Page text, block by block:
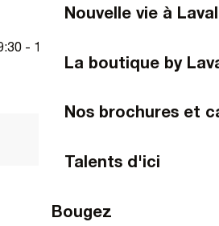
Nouvelle vie à Laval
La boutique by
Nos brochures et
Talents d'ici
Bougez
- 18:00